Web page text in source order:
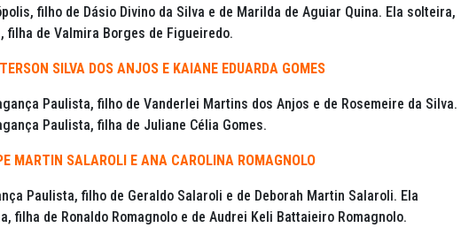
filho de Dásio Divino da Silva e de Marilda de Aguiar Quina. Ela solteira,
filha de Valmira Borges de Figueiredo.
SILVA DOS ANJOS E KAIANE EDUARDA GOMES
Paulista, filho de Vanderlei Martins dos Anjos e de Rosemeire da Silva.
Paulista, filha de Juliane Célia Gomes.
MARTIN SALAROLI E ANA CAROLINA ROMAGNOLO
Paulista, filho de Geraldo Salaroli e de Deborah Martin Salaroli. Ela
filha de Ronaldo Romagnolo e de Audrei Keli Battaieiro Romagnolo.